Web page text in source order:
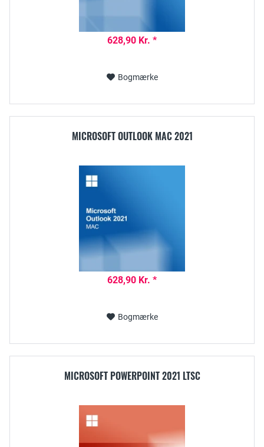
628,90 Kr. *
Bogmærke
MICROSOFT OUTLOOK MAC 2021
628,90 Kr. *
Bogmærke
MICROSOFT POWERPOINT 2021 LTSC